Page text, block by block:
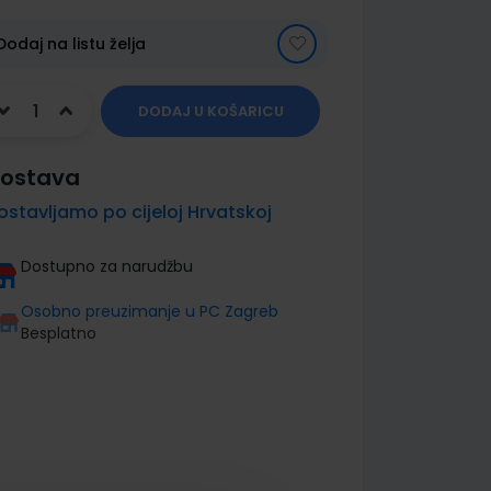
na listu želja
DODAJ U KOŠARICU
po cijeloj Hrvatskoj
Dostupno za narudžbu
Osobno preuzimanje u PC Zagreb
Besplatno